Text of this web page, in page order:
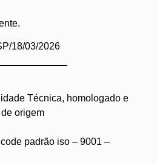
18/03/2026
Técnica, homologado e
origem
padrão iso – 9001 –